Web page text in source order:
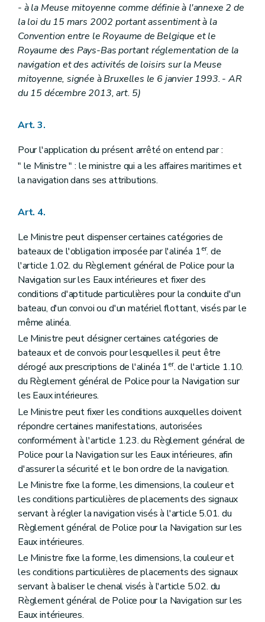
- à la Meuse mitoyenne comme définie à l'annexe 2 de
la loi du 15 mars 2002 portant assentiment à la
Convention entre le Royaume de Belgique et le
Royaume des Pays-Bas portant réglementation de la
navigation et des activités de loisirs sur la Meuse
mitoyenne, signée à Bruxelles le 6 janvier 1993.- AR
du 15 décembre 2013, art. 5)
Art. 3.
Pour l'application du présent arrêté on entend par :
" le Ministre " : le ministre qui a les affaires maritimes et
la navigation dans ses attributions.
Art. 4.
Le Ministre peut dispenser certaines catégories de
bateaux de l'obligation imposée par l'alinéa 1er. de
l'article 1.02. du Règlement général de Police pour la
Navigation sur les Eaux intérieures et fixer des
conditions d'aptitude particulières pour la conduite d'un
bateau, d'un convoi ou d'un matériel flottant, visés par le
même alinéa.
Le Ministre peut désigner certaines catégories de
bateaux et de convois pour lesquelles il peut être
dérogé aux prescriptions de l'alinéa 1er. de l'article 1.10.
du Règlement général de Police pour la Navigation sur
les Eaux intérieures.
Le Ministre peut fixer les conditions auxquelles doivent
répondre certaines manifestations, autorisées
conformément à l'article 1.23. du Règlement général de
Police pour la Navigation sur les Eaux intérieures, afin
d'assurer la sécurité et le bon ordre de la navigation.
Le Ministre fixe la forme, les dimensions, la couleur et
les conditions particulières de placements des signaux
servant à régler la navigation visés à l'article 5.01. du
Règlement général de Police pour la Navigation sur les
Eaux intérieures.
Le Ministre fixe la forme, les dimensions, la couleur et
les conditions particulières de placements des signaux
servant à baliser le chenal visés à l'article 5.02. du
Règlement général de Police pour la Navigation sur les
Eaux intérieures.